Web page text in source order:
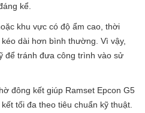
kể.
khu vực có độ ẩm cao, thời
dài hơn bình thường. Vì vậy,
để tránh đưa công trình vào sử
đông kết giúp Ramset Epcon G5
tối đa theo tiêu chuẩn kỹ thuật.